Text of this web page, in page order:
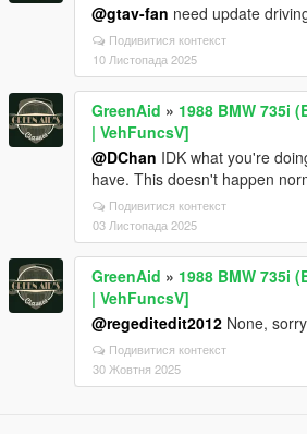
@gtav-fan need update
Подивитися контекст
10 Листопада 2025
GreenAid » 1988 BMW 735i
| VehFuncsV]
@DChan IDK what you're
have. This doesn't happen
Подивитися контекст
03 Листопада 2025
GreenAid » 1988 BMW 735i
| VehFuncsV]
@regeditedit2012 None, sorry
Подивитися контекст
30 Жовтня 2025